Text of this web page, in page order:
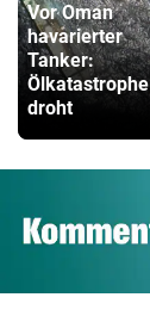
Vor Oman
havarierter
Tanker:
Ölkatastrophe
droht